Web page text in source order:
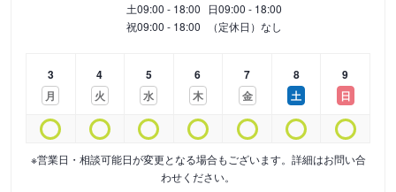
土09:00 - 18:00 日09:00 - 18:00
祝09:00 - 18:00 （定休日）なし
3
月
4
火
5
水
6
木
7
金
8
土
9
日
※営業日・相談可能日が変更となる場合もございます。詳細はお問い合
わせください。